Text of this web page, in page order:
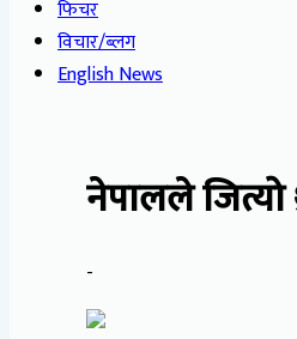
फिचर
विचार/ब्लग
English News
नेपालले
-